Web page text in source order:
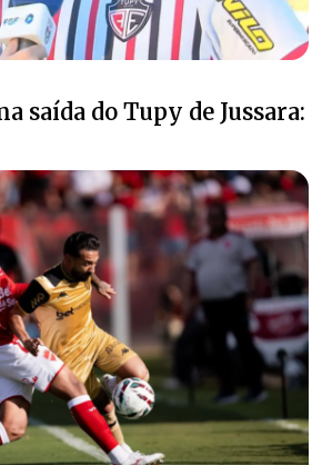
saída do Tupy de Jussara: